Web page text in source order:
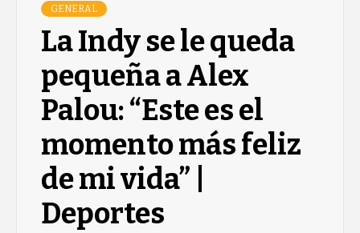
GENERAL
La Indy se le queda
pequeña a Alex
Palou: “Este es el
momento más feliz
de mi vida” |
Deportes